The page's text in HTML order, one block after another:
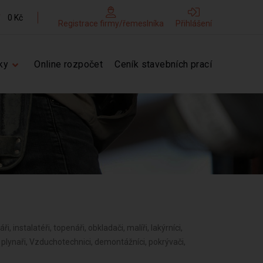
0 Kč
Registrace firmy/řemeslníka Přihlášení
Online rozpočet Ceník stavebních prací
instalatéři, topenáři, obkladači, malíři, lakýrníci,
Vzduchotechnici, demontážníci, pokrývači,